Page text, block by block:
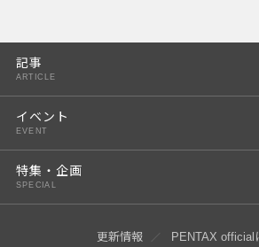
2026/11
2027/01
2027/03
記事
ARTICLE
イベント
EVENT
特集・企画
SPECIAL
更新情報 PENTAX official